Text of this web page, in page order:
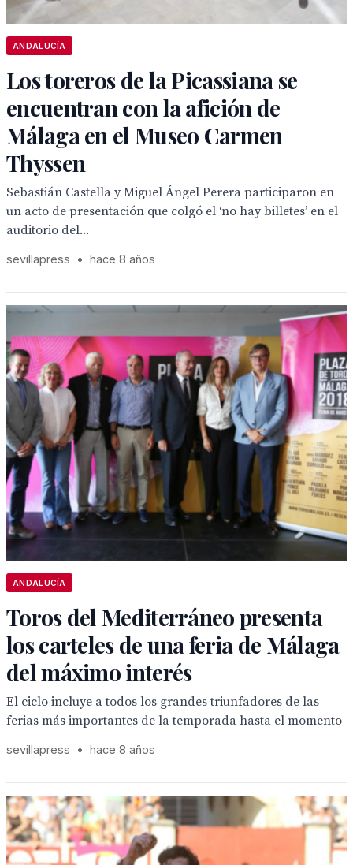
ANDALUCÍA
Los toreros de la Picassiana se
encuentran con la afición de
Málaga en el Museo Carmen
Thyssen
Sebastián Castella y Miguel Ángel Perera participaron en
un acto de presentación que colgó el ‘no hay billetes’ en el
auditorio del...
sevillapress • hace 8 años
ANDALUCÍA
Toros del Mediterráneo presenta
los carteles de una feria de Málaga
del máximo interés
El ciclo incluye a todos los grandes triunfadores de las
ferias más importantes de la temporada hasta el momento
sevillapress • hace 8 años